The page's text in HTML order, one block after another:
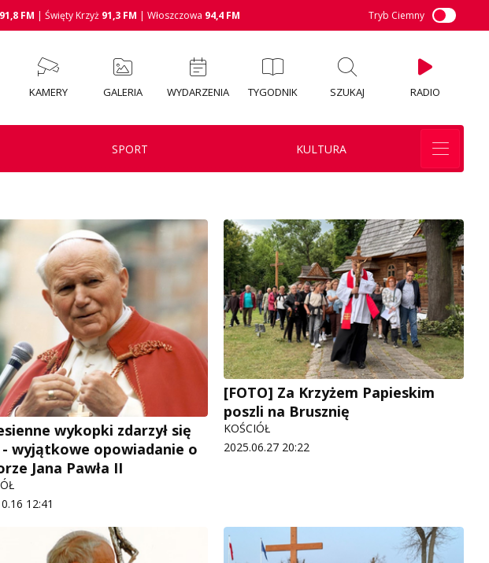
91,8 FM | Święty Krzyż 91,3 FM | Włoszczowa 94,4 FM Tryb Ciemny
KAMERY GALERIA WYDARZENIA TYGODNIK SZUKAJ RADIO
SPORT KULTURA
wykopki zdarzył się
- wyjątkowe opowiadanie o
Jana Pawła II
12:41
[FOTO] Za Krzyżem Papieskim
poszli na Brusznię
KOŚCIÓŁ
2025.06.27 20:22